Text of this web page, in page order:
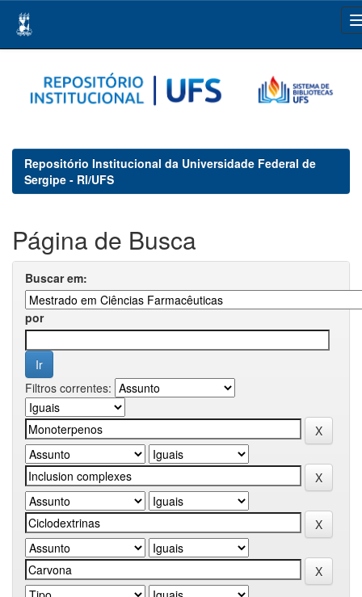
navigation
Repositório Institucional da Universidade Federal de
Sergipe - RI/UFS
Página de Busca
Buscar em:
por
Filtros correntes: